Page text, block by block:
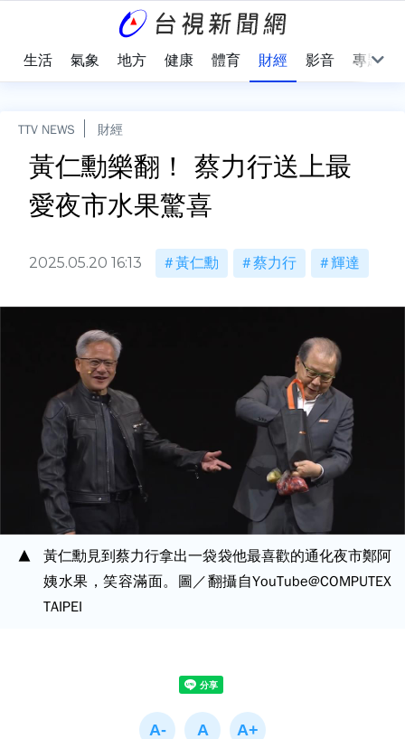
生活 氣象 地方 健康 體育 財經 影音 專題
TTV NEWS 財經
黃仁勳樂翻！ 蔡力行送上最
愛夜市水果驚喜
2025.05.20 16:13 黃仁勳 蔡力行 輝達
黃仁勳見到蔡力行拿出一袋袋他最喜歡的通化夜市鄭阿
姨水果，笑容滿面。圖／翻攝自YouTube@COMPUTEX
TAIPEI